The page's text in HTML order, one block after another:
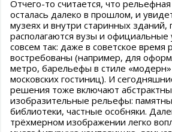
Отчего-то считается, что рельефная
осталась далеко в прошлом, и
музеях и внутри старинных зданий,
располагаются вузы и
совсем так: даже в советское время
востребованы (например, для
метро, барельефы в стиле
московских гостиниц). И
решения тоже включают
изобразительные рельефы:
библиотеки, частные особняки.
трёхмерном изображении легко